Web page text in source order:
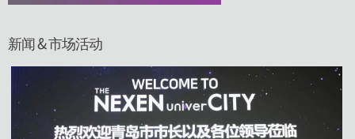
新闻 & 市场活动